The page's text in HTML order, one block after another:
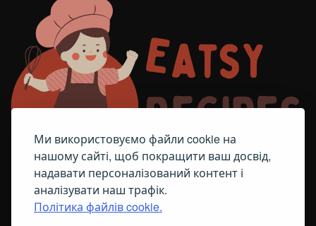
Ми використовуємо файли cookie на
нашому сайті, щоб покращити ваш досвід,
надавати персоналізований контент і
аналізувати наш трафік.
Політика файлів cookie.